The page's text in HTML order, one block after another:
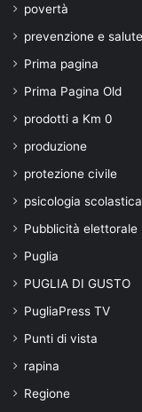
povertà
prevenzione e salute
Prima pagina
Prima Pagina Old
prodotti a Km 0
produzione
protezione civile
psicologia scolastica
Pubblicità elettorale
Puglia
PUGLIA DI GUSTO
PugliaPress TV
Punti di vista
rapina
Regione